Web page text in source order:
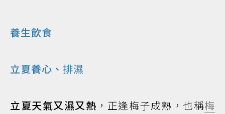
養生飲食
立夏養心、 排濕
立夏天氣又濕又熱 ，正逢梅子成熟，也稱梅